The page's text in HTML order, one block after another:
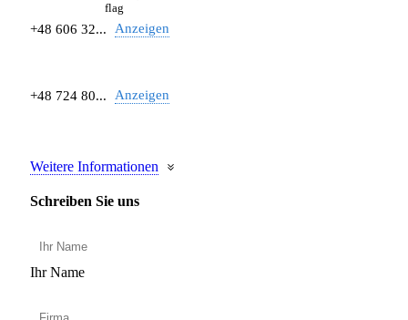
+48 606 32... Anzeigen
+48 724 80... Anzeigen
Weitere Informationen
Schreiben Sie uns
Ihr Name